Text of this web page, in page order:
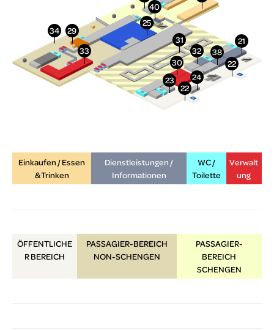
Einkaufen / Essen
& Trinken
Dienstleistungen /
Informationen
WC /
Toilette
Verwalt
ung
ÖFFENTLICHE
RBEREICH
PASSAGIER-BEREICH
NON-SCHENGEN
PASSAGIER-
BEREICH
SCHENGEN